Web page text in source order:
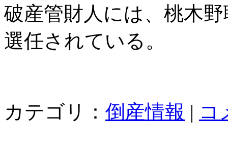
破産管財人には、桃木
選任されている。
カテゴリ： 倒産情報 | コ